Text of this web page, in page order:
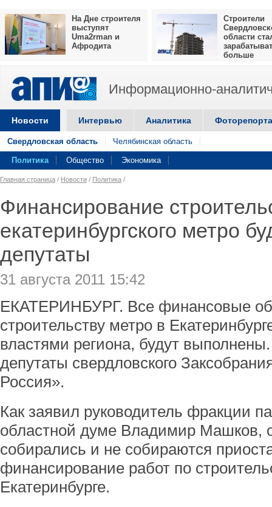
На Дне строителя
выступят
Uma2rman и
Афродита
Строители
области
больше
Информационно-
Новости Интервью Аналитика
Свердловская область Челябинская область
Политика Общество Экономика
Главная страница / Новости / Политика /
Финансирование
екатеринбургского метро
депутаты
31 августа 2011 15:42
ЕКАТЕРИНБУРГ. Все финансовые
строительству метро в
властями региона, будут
депутаты свердловского
Россия».
Как заявил руководитель фракции
областной думе Владимир Машков,
собирались и не собираются
финансирование работ по
Екатеринбурге.